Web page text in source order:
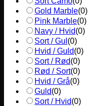
Gold Marble(0)
Pink Marble(0)
Navy / Hvid(0)
Sort / Gul (0)
Hvid / Guld(0)
Sort / Rød(0)
Rød / Sort(0)
Hvid / Grå(0)
Guld(0)
Sort / Hvid(0)